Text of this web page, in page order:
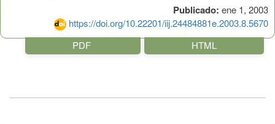
Publicado: ene 1, 2003
https://doi.org/10.22201/iij.24484881e.2003.8.5670
PDF HTML